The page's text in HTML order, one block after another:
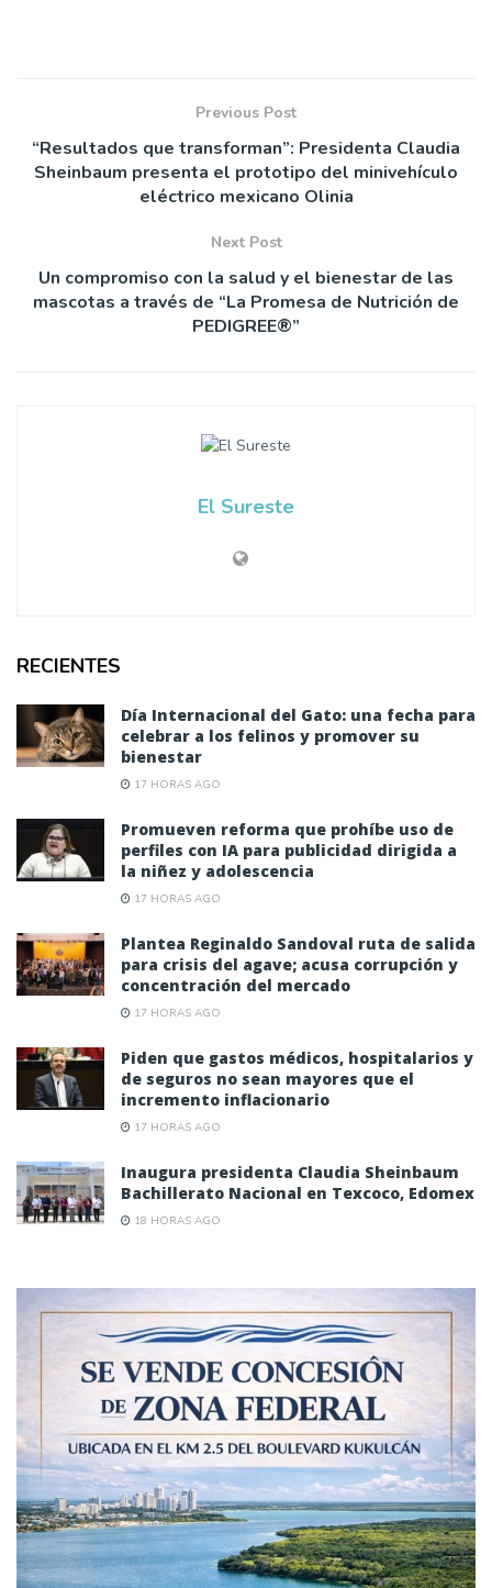
Previous Post
“Resultados que transforman”: Presidenta Claudia
Sheinbaum presenta el prototipo del minivehículo
eléctrico mexicano Olinia
Next Post
Un compromiso con la salud y el bienestar de las
mascotas a través de “La Promesa de Nutrición de
PEDIGREE®”
El Sureste
RECIENTES
Día Internacional del Gato: una fecha para
celebrar a los felinos y promover su
bienestar
17 HORAS AGO
Promueven reforma que prohíbe uso de
perfiles con IA para publicidad dirigida a
la niñez y adolescencia
17 HORAS AGO
Plantea Reginaldo Sandoval ruta de salida
para crisis del agave; acusa corrupción y
concentración del mercado
17 HORAS AGO
Piden que gastos médicos, hospitalarios y
de seguros no sean mayores que el
incremento inflacionario
17 HORAS AGO
Inaugura presidenta Claudia Sheinbaum
Bachillerato Nacional en Texcoco, Edomex
18 HORAS AGO